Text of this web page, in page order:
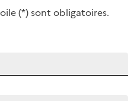
(*) sont obligatoires.